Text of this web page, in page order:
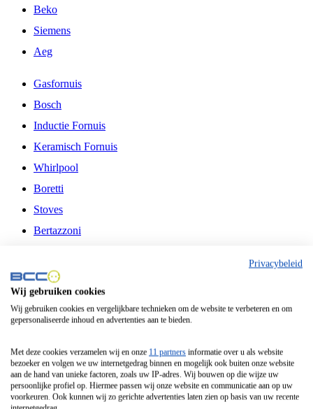
Beko
Siemens
Aeg
Gasfornuis
Bosch
Inductie Fornuis
Keramisch Fornuis
Whirlpool
Boretti
Stoves
Bertazzoni
Fitelli
Airfryer
Frituurpan
Contactgrill
Broodbakmachine
Broodrooster
Privacybeleid
Wij gebruiken cookies
Wij gebruiken cookies en vergelijkbare technieken om de website te verbeteren en om
gepersonaliseerde inhoud en advertenties aan te bieden.
Met deze cookies verzamelen wij en onze 11 partners informatie over u als website
bezoeker en volgen we uw internetgedrag binnen en mogelijk ook buiten onze website
aan de hand van unieke factoren, zoals uw IP-adres. Wij bouwen op die wijze uw
persoonlijke profiel op. Hiermee passen wij onze website en communicatie aan op uw
voorkeuren. Ook kunnen wij zo gerichte advertenties laten zien op basis van uw recente